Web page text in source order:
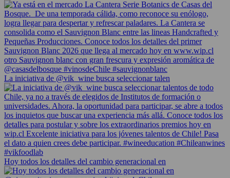
La iniciativa de @vik_wine busca seleccionar talen
Hoy todos los detalles del cambio generacional en